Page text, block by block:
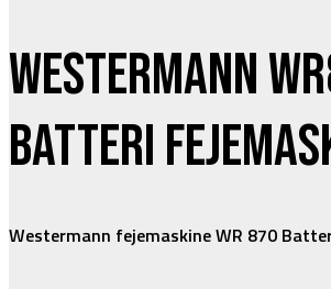
Westermann
Batteri
Westermann fejemaskine WR 870